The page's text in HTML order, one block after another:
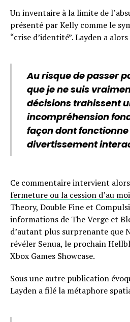
Un inventaire à la limite de
présenté par Kelly comme le
“crise d’identité”. Layden a
Au risque de passer
que je ne suis
décisions trahissent
incompréhension
façon dont
divertissement
Ce commentaire intervient
fermeture ou la cession d’au
Theory, Double Fine et
informations de The Verge et
d’autant plus surprenante que
révéler Senua, le prochain
Xbox Games Showcase.
Sous une autre publication
Layden a filé la métaphore